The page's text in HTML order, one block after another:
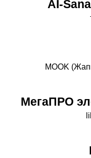
AI-
МООK
МегаПРО